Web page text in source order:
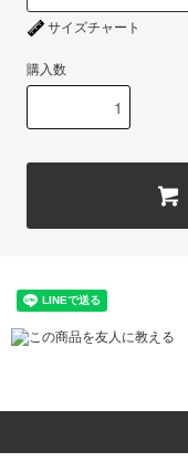
サイズチャート
購入数
この商品を友人に教える